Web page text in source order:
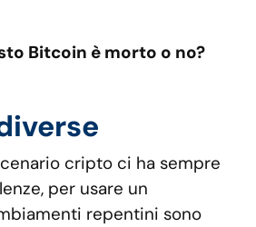
Bitcoin è morto o no?
cripto ci ha sempre
per usare un
repentini sono